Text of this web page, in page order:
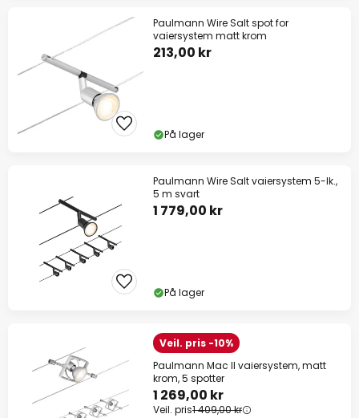
Paulmann Wire Salt spot for
vaiersystem matt krom
213,00 kr
På lager
Paulmann Wire Salt vaiersystem 5-lk.,
5 m svart
1 779,00 kr
På lager
Veil. pris -10%
Paulmann Mac II vaiersystem, matt
krom, 5 spotter
1 269,00 kr
Veil. pris1 409,00 kr